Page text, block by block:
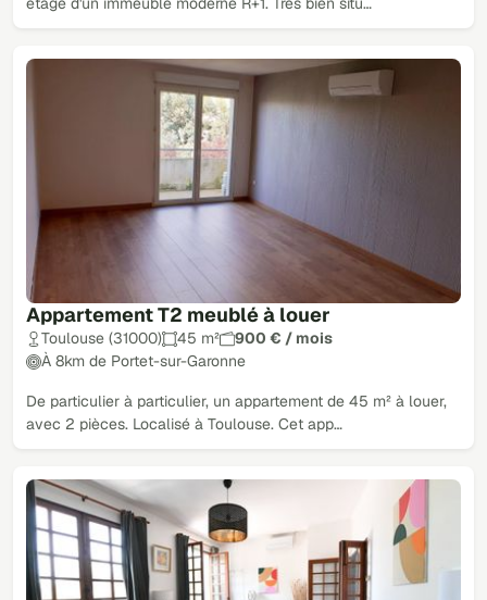
Appartement T2 meublé à louer
Toulouse (31000) 45 m²
900 € / mois
À 8km de Portet-sur-Garonne
De particulier à particulier, un appartement de 45 m² à louer,
avec 2 pièces. Localisé à Toulouse. Cet app…